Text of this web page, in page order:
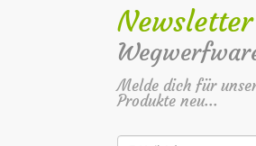
Newsletter
Melde dich für
Produkte neu...